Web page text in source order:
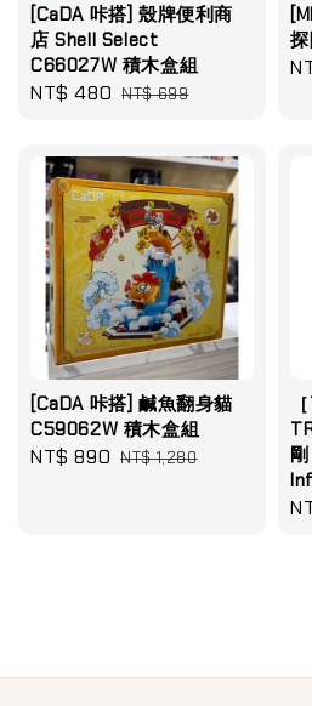
[CaDA 咔搭] 殼牌便利商
店 Shell Select
C66027W 積木盒組
Sale
NT$ 480 Regular
NT$ 699
[CaDA 咔搭] 鹹魚翻身貓
C59062W 積木盒組
Sale
NT$ 890 Regular
NT$ 1,280